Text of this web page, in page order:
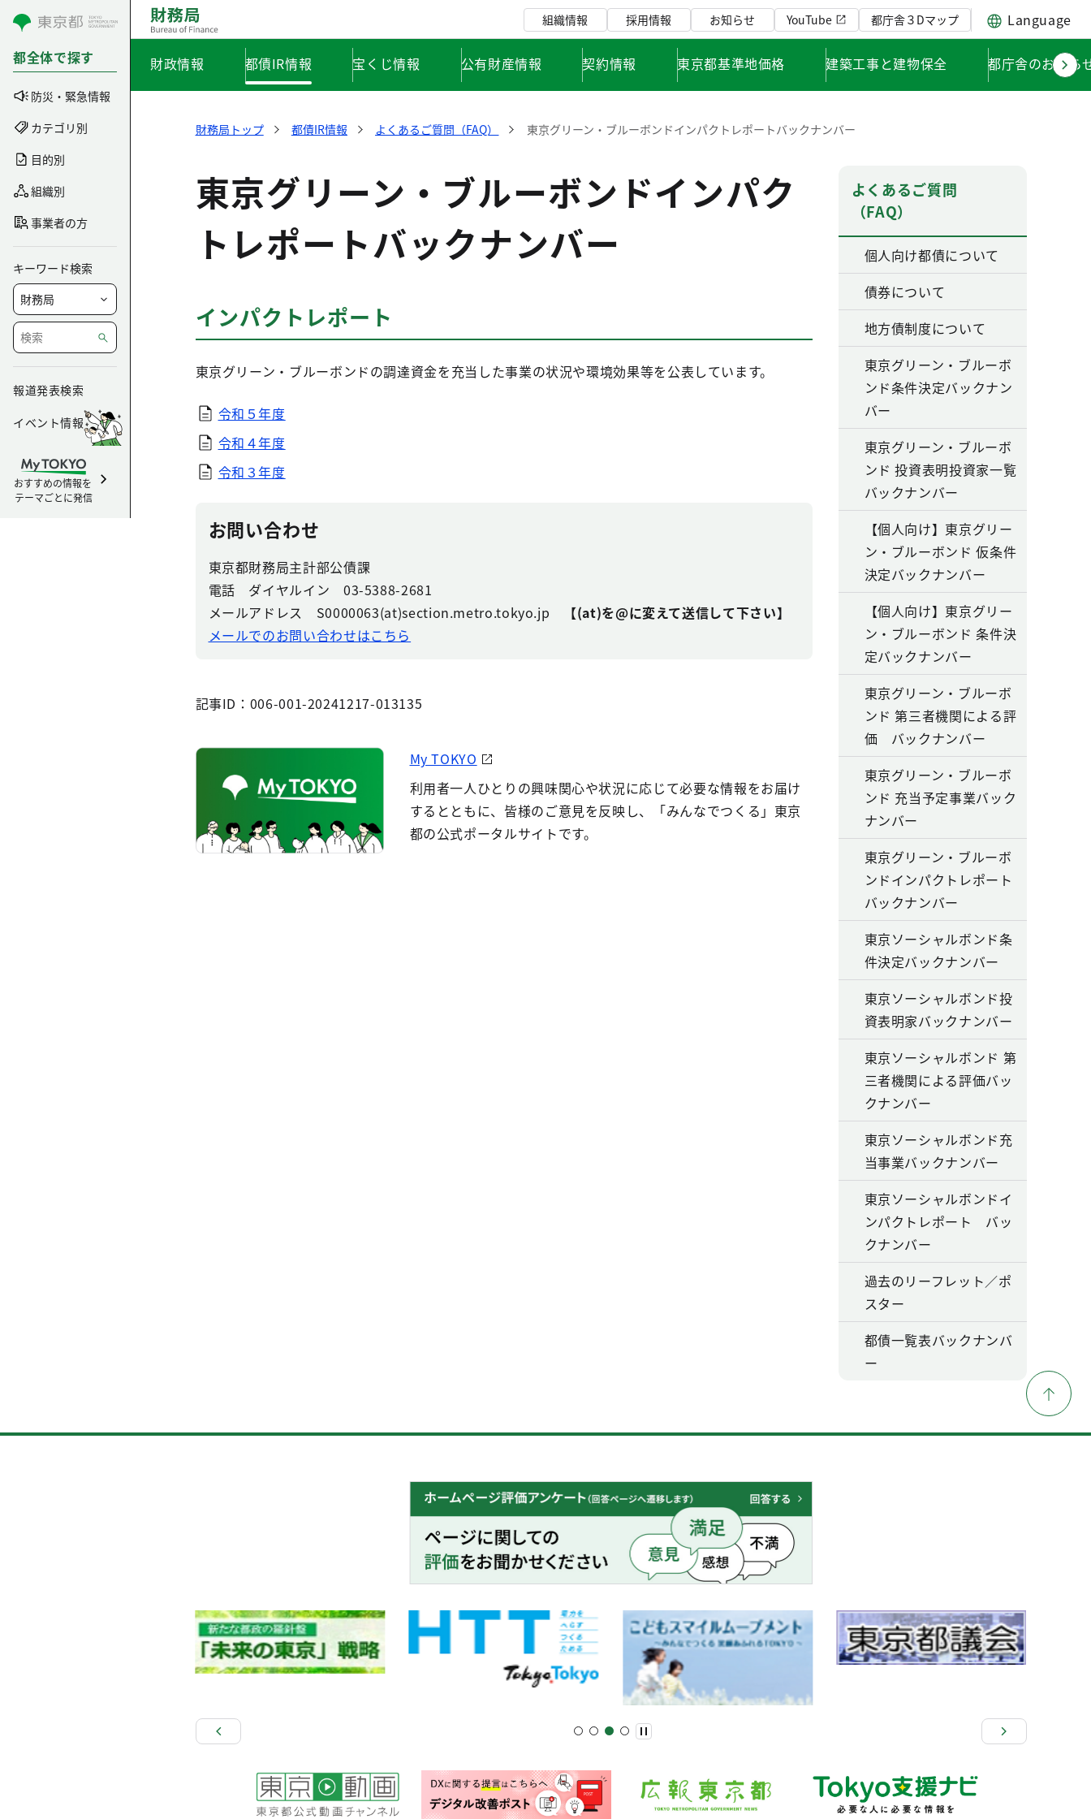
コンテンツにスキップ
都全体で探す
防災・緊急情報
カテゴリ別
目的別
組織別
事業者の方
キーワード検索
報道発表検索
イベント情報
おすすめの情報を
テーマごとに発信
組織情報 採用情報 お知らせ YouTube 都庁舎３Dマップ Language
財政情報 都債IR情報 宝くじ情報 公有財産情報 契約情報 東京都基準地価格 建築工事と建物保全 都庁舎のお知ら
財務局トップ 都債IR情報 よくあるご質問（FAQ） 東京グリーン・ブルーボンドインパクトレポートバックナンバー
東京グリーン・ブルーボンドインパク
トレポートバックナンバー
インパクトレポート
東京グリーン・ブルーボンドの調達資金を充当した事業の状況や環境効果等を公表しています。
令和５年度
令和４年度
令和３年度
お問い合わせ
東京都財務局主計部公債課
電話 ダイヤルイン 03-5388-2681
メールアドレス S0000063(at)section.metro.tokyo.jp
【(at)を@に変えて送信して下さい】
メールでのお問い合わせはこちら
記事ID：006-001-20241217-013135
My TOKYO
利用者一人ひとりの興味関心や状況に応じて必要な情報をお届け
するとともに、皆様のご意見を反映し、「みんなでつくる」東京
都の公式ポータルサイトです。
よくあるご質問
（FAQ）
個人向け都債について
債券について
地方債制度について
東京グリーン・ブルーボ
ンド条件決定バックナン
バー
東京グリーン・ブルーボ
ンド 投資表明投資家一覧
バックナンバー
【個人向け】東京グリー
ン・ブルーボンド 仮条件
決定バックナンバー
【個人向け】東京グリー
ン・ブルーボンド 条件決
定バックナンバー
東京グリーン・ブルーボ
ンド 第三者機関による評
価 バックナンバー
東京グリーン・ブルーボ
ンド 充当予定事業バック
ナンバー
東京グリーン・ブルーボ
ンドインパクトレポート
バックナンバー
東京ソーシャルボンド条
件決定バックナンバー
東京ソーシャルボンド投
資表明家バックナンバー
東京ソーシャルボンド 第
三者機関による評価バッ
クナンバー
東京ソーシャルボンド充
当事業バックナンバー
東京ソーシャルボンドイ
ンパクトレポート バッ
クナンバー
過去のリーフレット／ポ
スター
都債一覧表バックナンバ
ー